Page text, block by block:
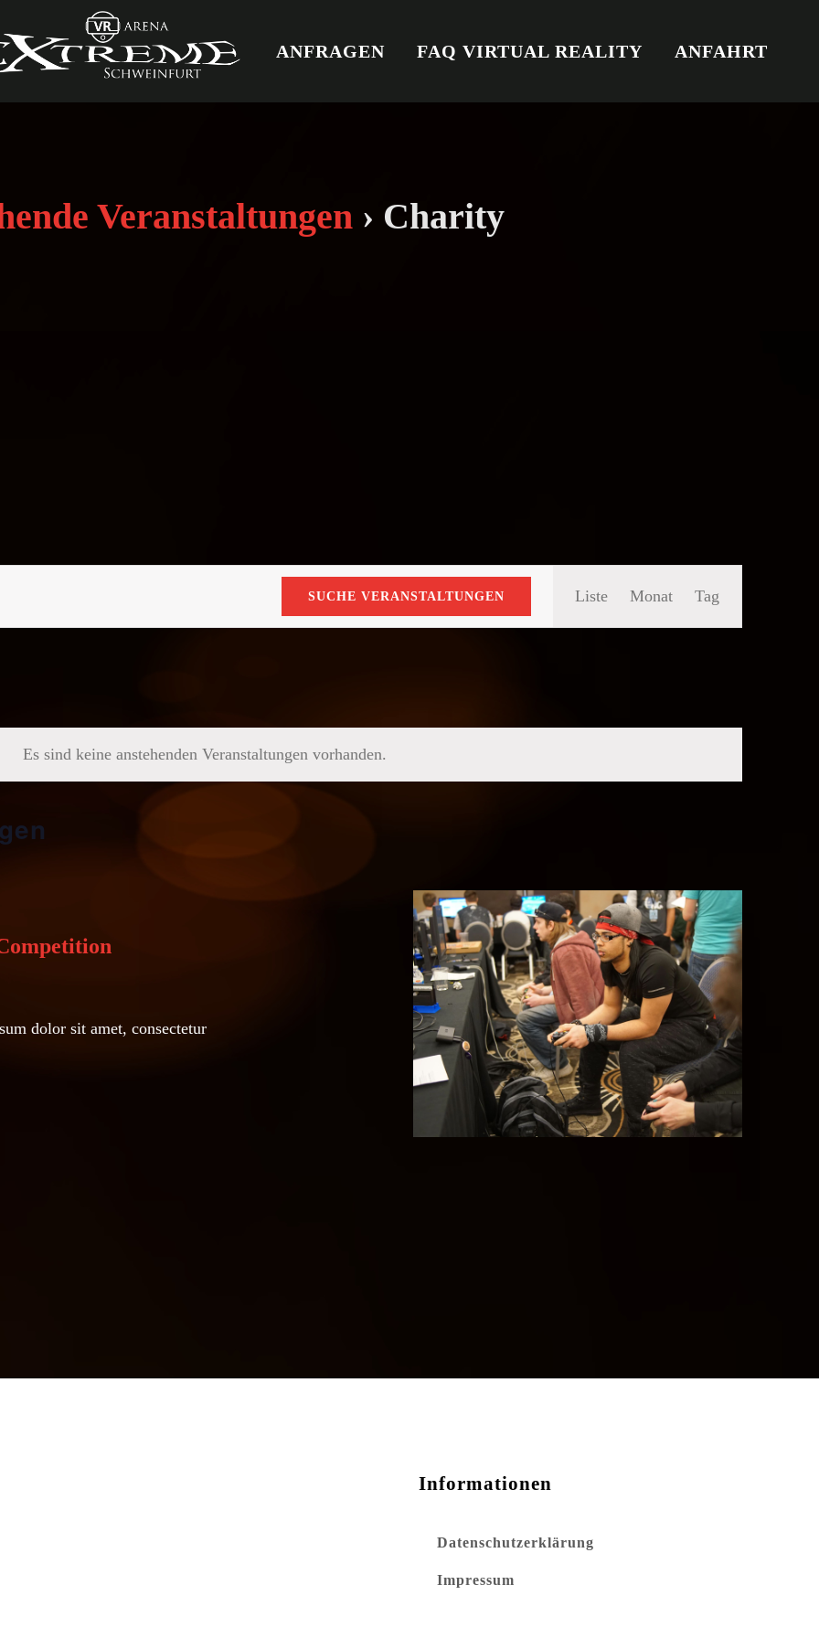
ANFRAGEN FAQ VIRTUAL REALITY ANFAHRT
Veranstaltungen› Charity
Es sind keine anstehenden Veranstaltungen vorhanden.
SUCHE VERANSTALTUNGEN
Ansichten-
Navigation
Liste Monat Tag
dolor sit amet, consectetur
Informationen
Datenschutzerklärung
Impressum